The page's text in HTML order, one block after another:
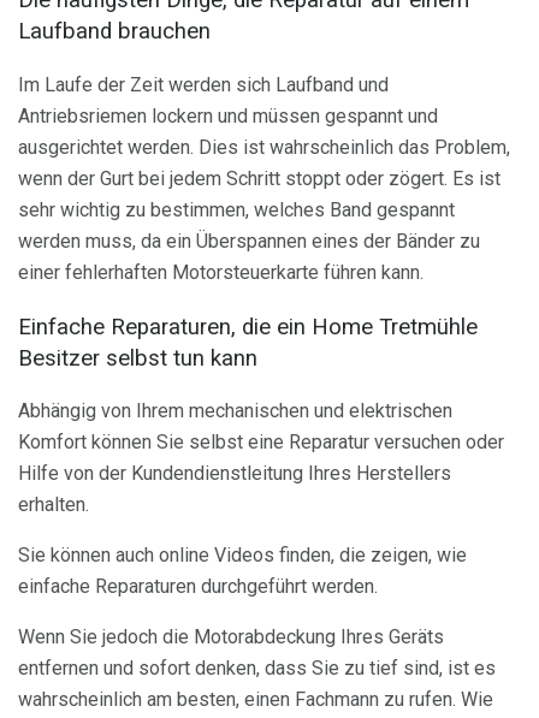
Laufband brauchen
Im Laufe der Zeit werden sich Laufband und
Antriebsriemen lockern und müssen gespannt und
ausgerichtet werden. Dies ist wahrscheinlich das Problem,
wenn der Gurt bei jedem Schritt stoppt oder zögert. Es ist
sehr wichtig zu bestimmen, welches Band gespannt
werden muss, da ein Überspannen eines der Bänder zu
einer fehlerhaften Motorsteuerkarte führen kann.
Einfache Reparaturen, die ein Home Tretmühle
Besitzer selbst tun kann
Abhängig von Ihrem mechanischen und elektrischen
Komfort können Sie selbst eine Reparatur versuchen oder
Hilfe von der Kundendienstleitung Ihres Herstellers
erhalten.
Sie können auch online Videos finden, die zeigen, wie
einfache Reparaturen durchgeführt werden.
Wenn Sie jedoch die Motorabdeckung Ihres Geräts
entfernen und sofort denken, dass Sie zu tief sind, ist es
wahrscheinlich am besten, einen Fachmann zu rufen. Wie